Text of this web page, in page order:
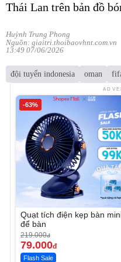
Thái Lan trên bản đồ
Huỳnh Trung Phong
Nguồn: giaitri.thoibaovhnt.com.vn
13:49 07/06/2026
đội tuyển indonesia oman
-63%
Quạt tích điện kẹp bàn
để bàn
219.000đ
79.000đ
Flash Sale